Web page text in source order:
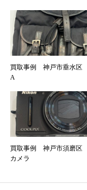
買取事例 神戸市垂水区
A
買取事例 神戸市須磨
カメラ